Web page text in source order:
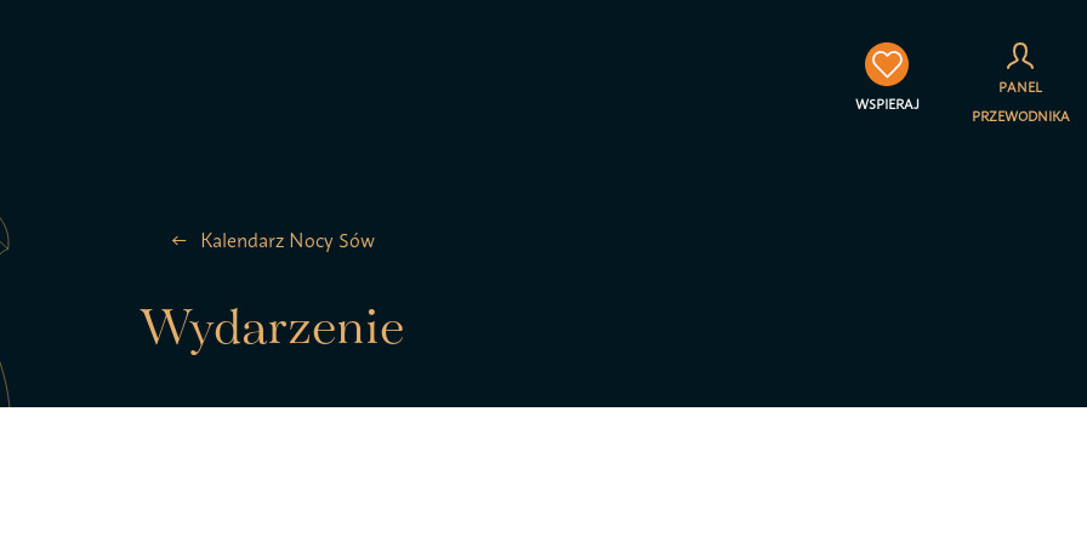
WSPIERAJ
PANEL
PRZEWODNIKA
ptaków Kalendarz Nocy Sów
Wydarzenie